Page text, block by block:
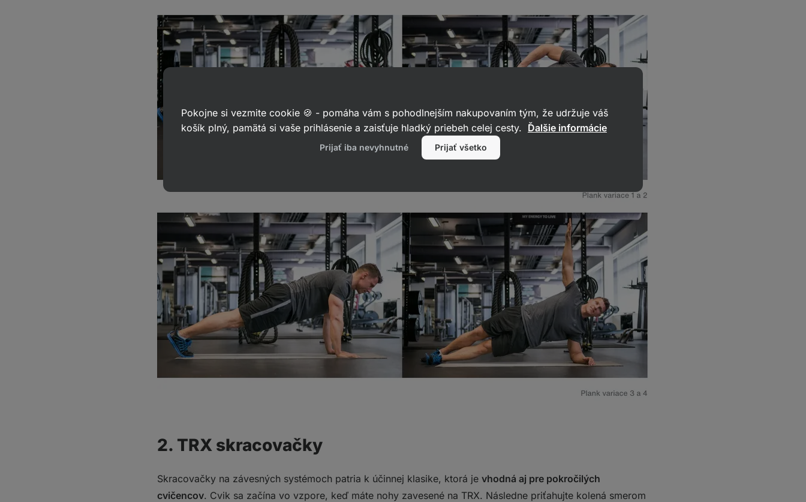
2. TRX skracovačky
Skracovačky na závesných systémoch patria k účinnej klasike, ktorá je vhodná aj pre pokročilých
cvičencov. Cvik sa začína vo vzpore, keď máte nohy zavesené na TRX. Následne priťahujte kolená smerom
Pokojne si vezmite cookie 🍪 - pomáha vám s pohodlnejším nakupovaním tým, že udržuje váš
košík plný, pamätá si vaše prihlásenie a zaisťuje hladký priebeh celej cesty. Ďalšie informácie
Prijať iba nevyhnutné Prijať všetko